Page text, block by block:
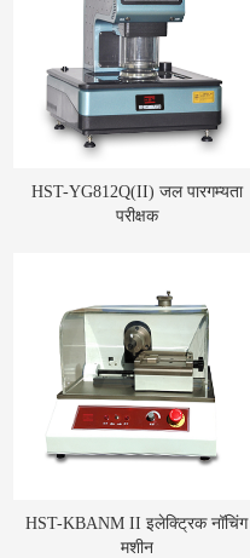
HST-YG812Q(II) जल पारगम्यता
परीक्षक
HST-KBANM II इलेक्ट्रिक नॉचिंग
मशीन